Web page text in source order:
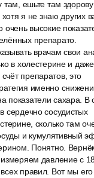
ешьте там
хотя я не знаю
очень высокие
препарато.
врачам свои
в холестерине и
препаратов, это
именно
показатели сахара.
сердечно сосудистых
сколько там
и кумулятивный
Понятно.
давление с
правил. Вот мы